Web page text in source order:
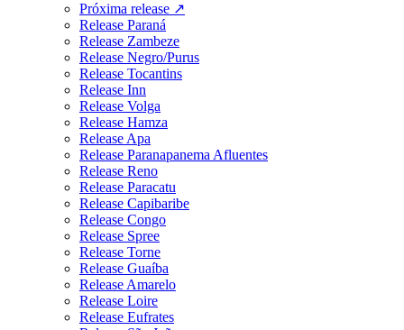
Próxima release ↗
Release Paraná
Release Zambeze
Release Negro/Purus
Release Tocantins
Release Inn
Release Volga
Release Hamza
Release Apa
Release Paranapanema Afluentes
Release Reno
Release Paracatu
Release Capibaribe
Release Congo
Release Spree
Release Torne
Release Guaíba
Release Amarelo
Release Loire
Release Eufrates